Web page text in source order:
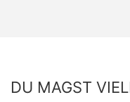
DU MAGST